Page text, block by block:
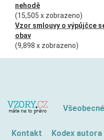
nehodě
(15,505 x zobrazeno)
Vzor smlouvy o výpůjčce
obav
(9,898 x zobrazeno)
Kontakt Kodex autora